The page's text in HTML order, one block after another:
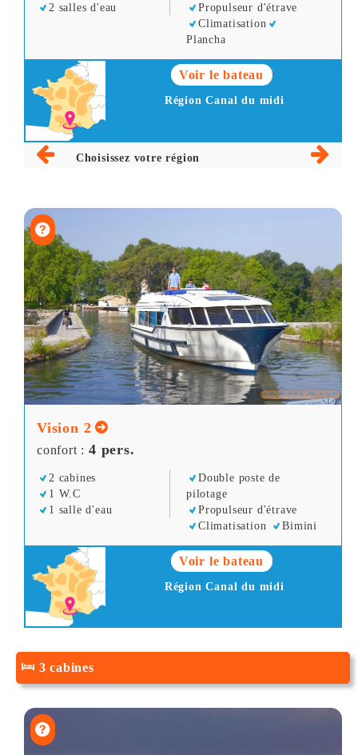
2 salles d'eau
Propulseur d'étrave
Climatisation
Plancha
Voir le bateau
Région Canal du midi
Choisissez votre région
Vision 2
confort : 4 pers.
2 cabines
1 W.C
1 salle d'eau
Double poste de
pilotage
Propulseur d'étrave
Climatisation
Bimini
Voir le bateau
Région Canal du midi
3 cabines